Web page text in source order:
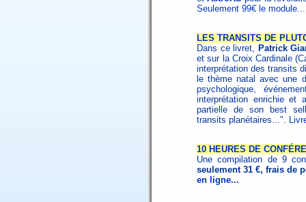
Seulement 99€ le module...
LES TRANSITS DE
Dans ce livret, Patrick
et sur la Croix Cardinale
interprétation des transits
le thème natal avec une
psychologique,
interprétation enrichie et
partielle de son best
transits planétaires...".
10 HEURES DE
Une compilation de 9
seulement 31 €, frais de
en ligne...